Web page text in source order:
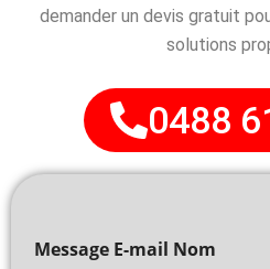
demander un devis gratuit
solutions
0488
Message E-mail Nom